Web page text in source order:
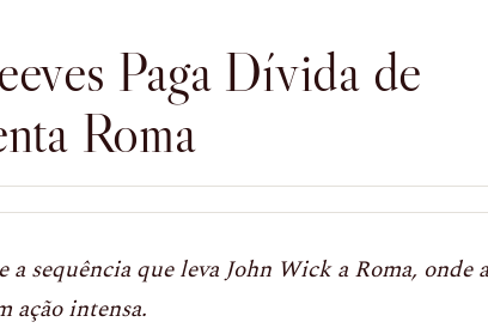
Paga Dívida de
Roma
sequência que leva John Wick a Roma, onde a
ação intensa.